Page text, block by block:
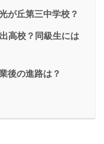
が丘第三中学校？
高校？同級生には
後の進路は？